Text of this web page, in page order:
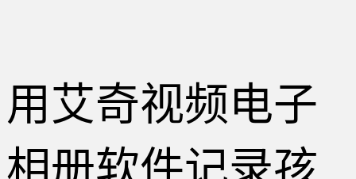
用艾奇视频电子
相册软件记录孩